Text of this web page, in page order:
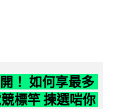
！ 如何享最多
標竿 揀選啱你